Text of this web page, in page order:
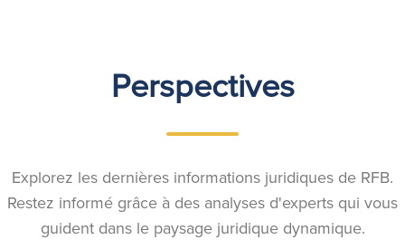
Perspectives
Explorez les dernières informations juridiques de RFB.
Restez informé grâce à des analyses d'experts qui vous
guident dans le paysage juridique dynamique.